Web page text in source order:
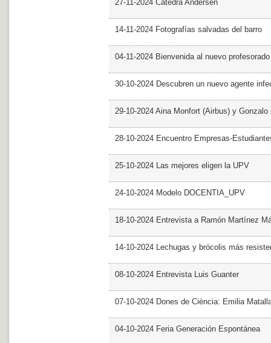
27-11-2024 Cátedra Andersen
14-11-2024 Fotografías salvadas del barro
04-11-2024 Bienvenida al nuevo profesorado
30-10-2024 Descubren un nuevo agente
29-10-2024 Aina Monfort (Airbus) y
28-10-2024 Encuentro Empresas-
25-10-2024 Las mejores eligen la UPV
24-10-2024 Modelo DOCENTIA_UPV
18-10-2024 Entrevista a Ramón Martínez
14-10-2024 Lechugas y brócolis más
08-10-2024 Entrevista Luis Guanter
07-10-2024 Dones de Ciència: Emilia
04-10-2024 Feria Generación Espontánea